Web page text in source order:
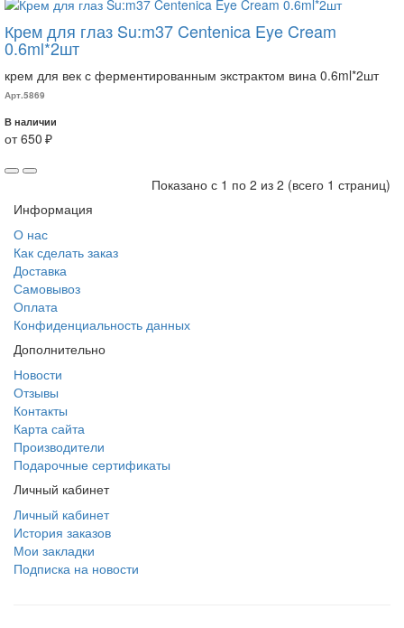
Крем для глаз Su:m37 Centenica Eye Cream
0.6ml*2шт
крем для век с ферментированным экстрактом вина 0.6ml*2шт
Арт.5869
В наличии
от 650 ₽
Показано с 1 по 2 из 2 (всего 1 страниц)
Информация
О нас
Как сделать заказ
Доставка
Самовывоз
Оплата
Конфиденциальность данных
Дополнительно
Новости
Отзывы
Контакты
Карта сайта
Производители
Подарочные сертификаты
Личный кабинет
Личный кабинет
История заказов
Мои закладки
Подписка на новости